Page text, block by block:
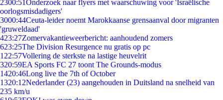
2300:51Onderzoek naar flyers met waarschuwing voor 'Israëlische
oorlogsmisdadigers'
3000:44Ceuta-leider noemt Marokkaanse grensaanval door migranten
'gruweldaad'
423:27Zomervakantieweerbericht: aanhoudend zomers
623:25The Division Resurgence nu gratis op pc
1 22:57Vollering de sterkste na lastige heuvelrit
320:59EA Sports FC 27 toont The Grounds-modus
1420:46Long live the 7th of October
1320:12Nederlander (23) aangehouden in Duitsland na snelheid van
235 km/u